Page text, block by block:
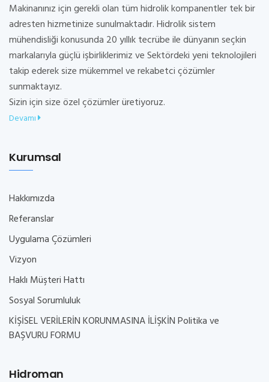
Makinanınız için gerekli olan tüm hidrolik kompanentler tek bir
adresten hizmetinize sunulmaktadır. Hidrolik sistem
mühendisliği konusunda 20 yıllık tecrübe ile dünyanın seçkin
markalarıyla güçlü işbirliklerimiz ve Sektördeki yeni teknolojileri
takip ederek size mükemmel ve rekabetci çözümler
sunmaktayız.
Sizin için size özel çözümler üretiyoruz.
Devamı
Kurumsal
Hakkımızda
Referanslar
Uygulama Çözümleri
Vizyon
Haklı Müşteri Hattı
Sosyal Sorumluluk
KİŞİSEL VERİLERİN KORUNMASINA İLİŞKİN Politika ve
BAŞVURU FORMU
Hidroman